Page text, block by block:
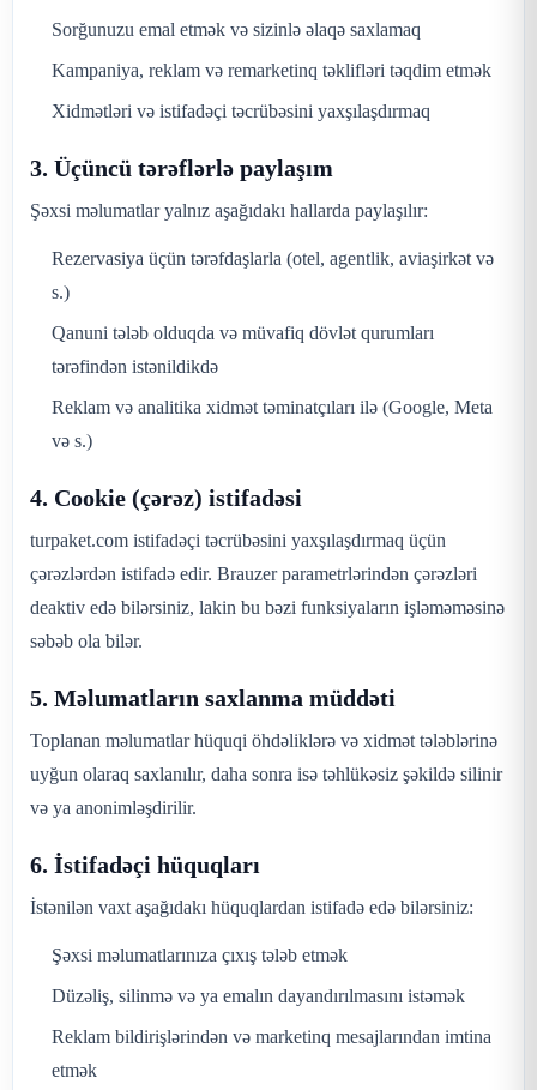
Sorğunuzu emal etmək və sizinlə əlaqə saxlamaq
Kampaniya, reklam və remarketinq təklifləri təqdim etmək
Xidmətləri və istifadəçi təcrübəsini yaxşılaşdırmaq
3. Üçüncü tərəflərlə paylaşım
Şəxsi məlumatlar yalnız aşağıdakı hallarda paylaşılır:
Rezervasiya üçün tərəfdaşlarla (otel, agentlik, aviaşirkət və
s.)
Qanuni tələb olduqda və müvafiq dövlət qurumları
tərəfindən istənildikdə
Reklam və analitika xidmət təminatçıları ilə (Google, Meta
və s.)
4. Cookie (çərəz) istifadəsi
turpaket.com istifadəçi təcrübəsini yaxşılaşdırmaq üçün
çərəzlərdən istifadə edir. Brauzer parametrlərindən çərəzləri
deaktiv edə bilərsiniz, lakin bu bəzi funksiyaların işləməməsinə
səbəb ola bilər.
5. Məlumatların saxlanma müddəti
Toplanan məlumatlar hüquqi öhdəliklərə və xidmət tələblərinə
uyğun olaraq saxlanılır, daha sonra isə təhlükəsiz şəkildə silinir
və ya anonimləşdirilir.
6. İstifadəçi hüquqları
İstənilən vaxt aşağıdakı hüquqlardan istifadə edə bilərsiniz:
Şəxsi məlumatlarınıza çıxış tələb etmək
Düzəliş, silinmə və ya emalın dayandırılmasını istəmək
Reklam bildirişlərindən və marketinq mesajlarından imtina
etmək